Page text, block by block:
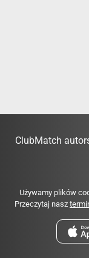
ClubMatch
Używamy plików
Przeczytaj nasz